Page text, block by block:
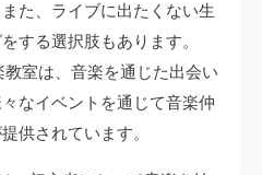
た、ライブに出たくない生
する選択肢もあります。
教室は、音楽を通じた出会い
なイベントを通じて音楽仲
供されています。